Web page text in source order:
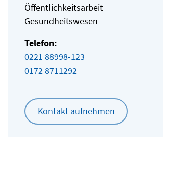
Öffentlichkeitsarbeit
Gesundheitswesen
Telefon:
0221 88998-123
0172 8711292
Kontakt aufnehmen